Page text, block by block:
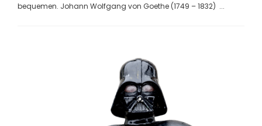
bequemen. Johann Wolfgang von Goethe (1749 – 1832) ...